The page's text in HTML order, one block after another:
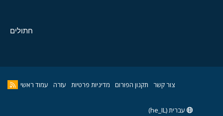
חתולים
צור קשר תקנון הפורום מדיניות פרטיות עזרה עמוד ראשי
עברית (he_IL)